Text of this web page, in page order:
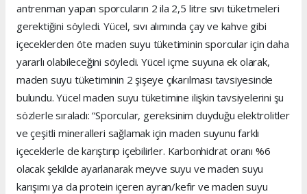
antrenman yapan sporcuların 2 ila 2,5 litre sıvı tüketmeleri
gerektiğini söyledi. Yücel, sıvı alımında çay ve kahve gibi
içeceklerden öte maden suyu tüketiminin sporcular için daha
yararlı olabileceğini söyledi. Yücel içme suyuna ek olarak,
maden suyu tüketiminin 2 şişeye çıkarılması tavsiyesinde
bulundu. Yücel maden suyu tüketimine ilişkin tavsiyelerini şu
sözlerle sıraladı: “Sporcular, gereksinim duyduğu elektrolitler
ve çeşitli mineralleri sağlamak için maden suyunu farklı
içeceklerle de karıştırıp içebilirler. Karbonhidrat oranı %6
olacak şekilde ayarlanarak meyve suyu ve maden suyu
karışımı ya da protein içeren ayran/kefir ve maden suyu